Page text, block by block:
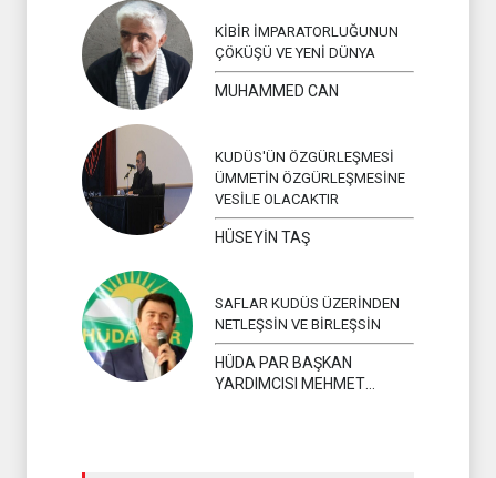
KİBİR İMPARATORLUĞUNUN
ÇÖKÜŞÜ VE YENİ DÜNYA
MUHAMMED CAN
KUDÜS'ÜN ÖZGÜRLEŞMESİ
ÜMMETİN ÖZGÜRLEŞMESİNE
VESİLE OLACAKTIR
HÜSEYİN TAŞ
SAFLAR KUDÜS ÜZERİNDEN
NETLEŞSİN VE BİRLEŞSİN
HÜDA PAR BAŞKAN
YARDIMCISI MEHMET